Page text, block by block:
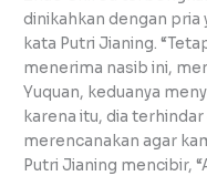
dinikahkan dengan
kata Putri Jianing.
menerima nasib ini,
Yuquan, keduanya
karena itu, dia
merencanakan agar
Putri Jianing mencibir,